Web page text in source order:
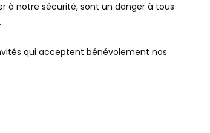
à notre sécurité, sont un danger à tous
qui acceptent bénévolement nos